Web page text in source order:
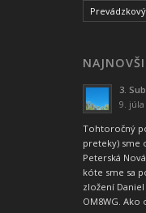
3.
9. júla
Tohtoročný
preteky) sme
Peterská
kóte sme sa
zložení Daniel
OM8WG.